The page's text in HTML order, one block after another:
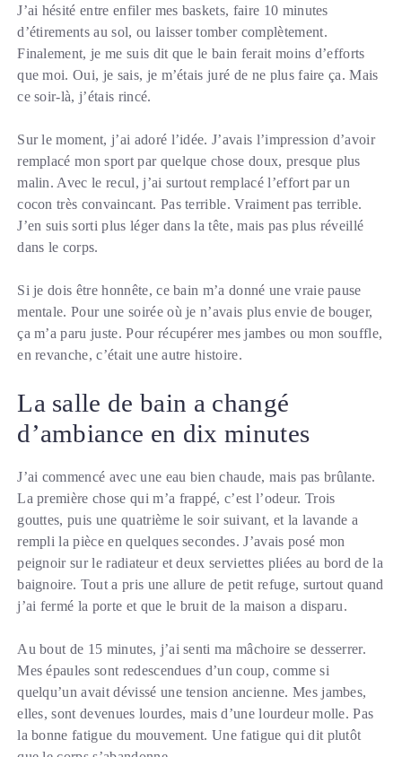
J’ai hésité entre enfiler mes baskets, faire 10 minutes
d’étirements au sol, ou laisser tomber complètement.
Finalement, je me suis dit que le bain ferait moins d’efforts
que moi. Oui, je sais, je m’étais juré de ne plus faire ça. Mais
ce soir-là, j’étais rincé.
Sur le moment, j’ai adoré l’idée. J’avais l’impression d’avoir
remplacé mon sport par quelque chose doux, presque plus
malin. Avec le recul, j’ai surtout remplacé l’effort par un
cocon très convaincant. Pas terrible. Vraiment pas terrible.
J’en suis sorti plus léger dans la tête, mais pas plus réveillé
dans le corps.
Si je dois être honnête, ce bain m’a donné une vraie pause
mentale. Pour une soirée où je n’avais plus envie de bouger,
ça m’a paru juste. Pour récupérer mes jambes ou mon souffle,
en revanche, c’était une autre histoire.
La salle de bain a changé
d’ambiance en dix minutes
J’ai commencé avec une eau bien chaude, mais pas brûlante.
La première chose qui m’a frappé, c’est l’odeur. Trois
gouttes, puis une quatrième le soir suivant, et la lavande a
rempli la pièce en quelques secondes. J’avais posé mon
peignoir sur le radiateur et deux serviettes pliées au bord de la
baignoire. Tout a pris une allure de petit refuge, surtout quand
j’ai fermé la porte et que le bruit de la maison a disparu.
Au bout de 15 minutes, j’ai senti ma mâchoire se desserrer.
Mes épaules sont redescendues d’un coup, comme si
quelqu’un avait dévissé une tension ancienne. Mes jambes,
elles, sont devenues lourdes, mais d’une lourdeur molle. Pas
la bonne fatigue du mouvement. Une fatigue qui dit plutôt